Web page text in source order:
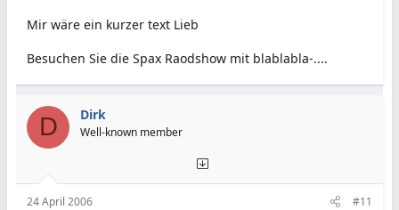
Mir wäre ein kurzer text Lieb
Besuchen Sie die Spax Raodshow mit blablabla-....
D Dirk
Well-known member
24 April 2006 #11